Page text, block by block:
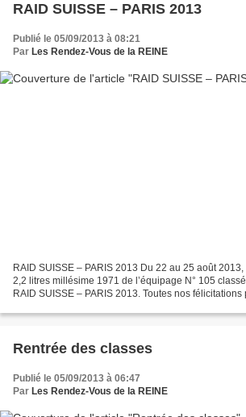
RAID SUISSE – PARIS 2013
Publié le 05/09/2013 à 08:21
Par Les Rendez-Vous de la REINE
RAID SUISSE – PARIS 2013 Du 22 au 25 août
2,2 litres millésime 1971 de l’équipage N° 105
RAID SUISSE – PARIS 2013. Toutes nos
Rentrée des classes
Publié le 05/09/2013 à 06:47
Par Les Rendez-Vous de la REINE